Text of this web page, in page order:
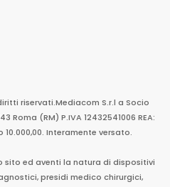
riservati.Mediacom S.r.l a Socio
Roma (RM) P.IVA 12432541006 REA:
10.000,00. Interamente versato.
ed aventi la natura di dispositivi
presidi medico chirurgici,